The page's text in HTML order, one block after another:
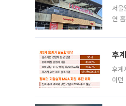
서울
연
후
후계
이던